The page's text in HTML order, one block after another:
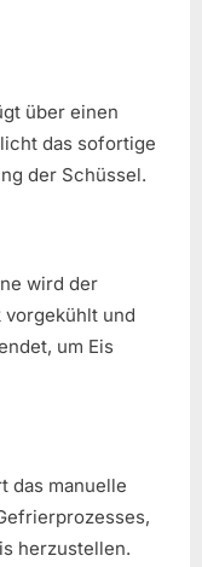
über einen
das sofortige
der Schüssel.
wird der
vorgekühlt und
um Eis
das manuelle
herzustellen.